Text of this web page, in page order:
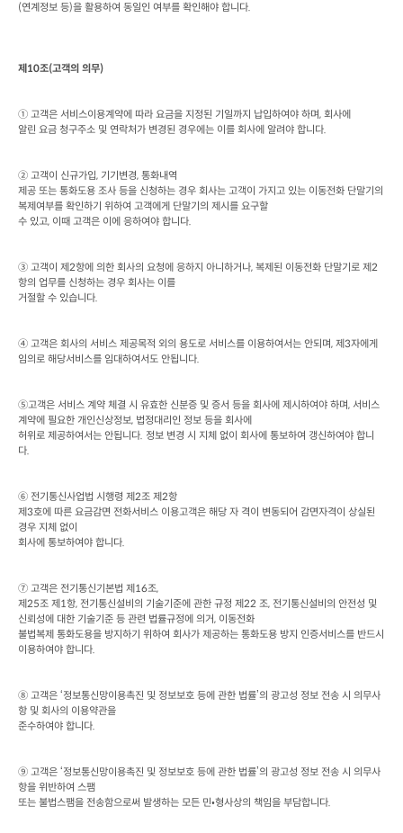
(연계정보 등)을 활용하여 동일인 여부를 확인해야 합니다.
제 10조(고객의 의무)
① 고객은 서비스이용계약에 따라 요금을 지정된 기일까지 납입하여야 하며, 회사에
알린 요금 청구주소 및 연락처가 변경된 경우에는 이를 회사에 알려야 합니다.
② 고객이 신규가입, 기기변경, 통화내역
제공 또는 통화도용 조사 등을 신청하는 경우 회사는 고객이 가지고 있는 이동전화 단말기의
복제여부를 확인하기 위하여 고객에게 단말기의 제시를 요구할
수 있고, 이때 고객은 이에 응하여야 합니다.
③ 고객이 제 2항에 의한 회사의 요청에 응하지 아니하거나, 복제된 이동전화 단말기로 제 2
항의 업무를 신청하는 경우 회사는 이를
거절할 수 있습니다.
④ 고객은 회사의 서비스 제공목적 외의 용도로 서비스를 이용하여서는 안되며, 제 3자에게
임의로 해당서비스를 임대하여서도 안됩니다.
⑤고객은 서비스 계약 체결 시 유효한 신분증 및 증서 등을 회사에 제시하여야 하며, 서비스
계약에 필요한 개인신상정보, 법정대리인 정보 등을 회사에
허위로 제공하여서는 안됩니다. 정보 변경 시 지체 없이 회사에 통보하여 갱신하여야 합니
다.
⑥ 전기통신사업법 시행령 제 2조 제 2항
제 3호에 따른 요금감면 전화서비스 이용고객은 해당 자 격이 변동되어 감면자격이 상실된
경우 지체 없이
회사에 통보하여야 합니다.
⑦ 고객은 전기통신기본법 제 16조
제 25조 제 1항, 전기통신설비의 기술기준에 관한 규정 제 22 조, 전기통신설비의 안전성 및
신뢰성에 대한 기술기준 등 관련 법률규정에 의거, 이동전화
불법복제 통화도용을 방지하기 위하여 회사가 제공하는 통화도용 방지 인증서비스를 반드시
이용하여야 합니다.
⑧ 고객은 ‘정보통신망이용촉진 및 정보보호 등에 관한 법률’의 광고성 정보 전송 시 의무사
항 및 회사의 이용약관을
준수하여야 합니다.
⑨ 고객은 ‘정보통신망이용촉진 및 정보보호 등에 관한 법률’의 광고성 정보 전송 시 의무사
항을 위반하여 스팸
또는 불법스팸을 전송함으로써 발생하는 모든 민•형사상의 책임을 부담합니다.